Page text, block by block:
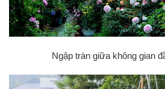
Ngập tràn giữa không gian